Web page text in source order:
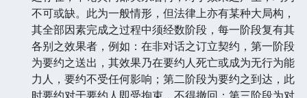
不可或缺。此为一般情形，但法律上亦有某种大局构，
其全部因素完成之过程中须经数阶段，每一阶段复有其
各别之效果者，例如：在非对话之订立契约，第一阶段
为要约之送出，其效果乃在要约人死亡或成为无行为能
力人，要约不受任何影响；第二阶段为要约之到达，此